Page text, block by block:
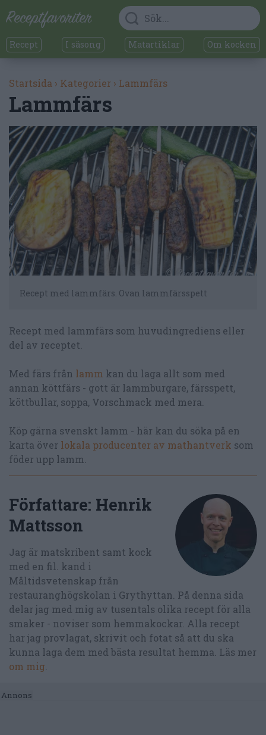
Recept I säsong Matartiklar Om kocken
Startsida › Kategorier › Lammfärs
Lammfärs
Recept med lammfärs. Ovan lammfärsspett
Recept med lammfärs som huvudingrediens eller
del av receptet.
Med färs från lamm kan du laga allt som med
annan köttfärs - gott är lammburgare, färsspett,
köttbullar, soppa, Vorschmack med mera.
Köp gärna svenskt lamm - här kan du söka på en
karta över lokala producenter av mathantverk som
föder upp lamm.
Författare: Henrik
Mattsson
Jag är matskribent samt kock
med en fil. kand i
Måltidsvetenskap från
restauranghögskolan i Grythyttan. På denna sida
delar jag med mig av tusentals olika recept för alla
smaker - noviser som hemmakockar. Alla recept
har jag provlagat, skrivit och fotat så att du ska
kunna laga dem med bästa resultat hemma. Läs mer
om mig